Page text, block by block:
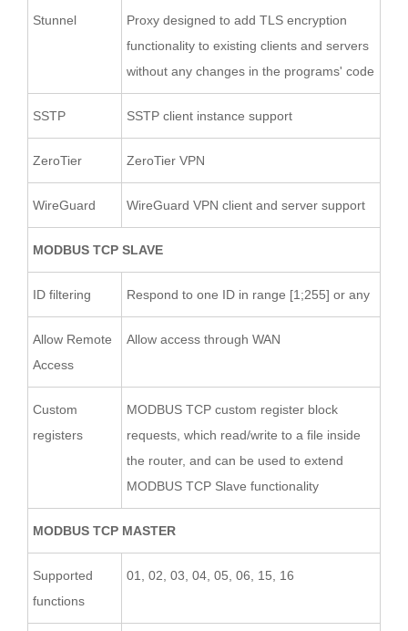
Stunnel
Proxy designed to add TLS encryption
functionality to existing clients and servers
without any changes in the programs' code
SSTP SSTP client instance support
ZeroTier ZeroTier VPN
WireGuard WireGuard VPN client and server support
MODBUS TCP SLAVE
ID filtering Respond to one ID in range [1;255] or any
Allow Remote
Access
Allow access through WAN
Custom
registers
MODBUS TCP custom register block
requests, which read/write to a file inside
the router, and can be used to extend
MODBUS TCP Slave functionality
MODBUS TCP MASTER
Supported
functions
01, 02, 03, 04, 05, 06, 15, 16